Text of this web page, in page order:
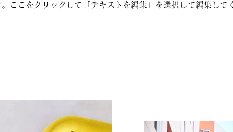
ここをクリックして「テキストを編集」を選択して編集して